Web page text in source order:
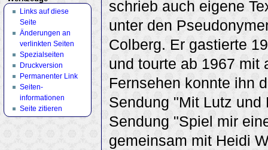
schrieb auch eigene
unter den
Colberg. Er gastierte
und tourte ab 1967 mit
Fernsehen konnte ihn
Sendung "Mit Lutz und
Sendung "Spiel mir
gemeinsam mit Heidi
Links auf diese
Seite
Änderungen an
verlinkten Seiten
Spezialseiten
Druckversion
Permanenter Link
Seiten­
informationen
Seite zitieren